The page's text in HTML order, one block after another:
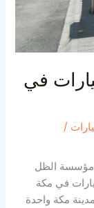
في
/
مؤسسة الظل
في مكة
مكة واحدة